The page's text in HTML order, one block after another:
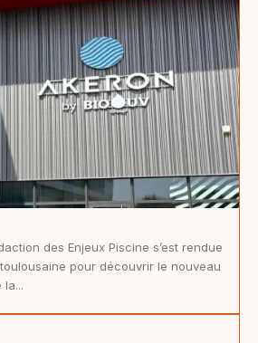
des Enjeux Piscine s’est rendue
pour découvrir le nouveau